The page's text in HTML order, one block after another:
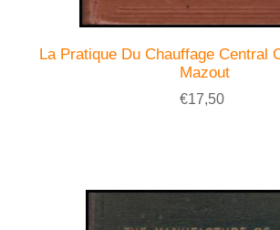
La Pratique Du Chauffage Central
Mazout
€17,50